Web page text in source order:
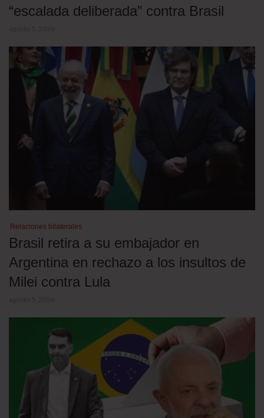
“escalada deliberada” contra Brasil
Relaciones bilaterales
Brasil retira a su embajador en
Argentina en rechazo a los insultos de
Milei contra Lula